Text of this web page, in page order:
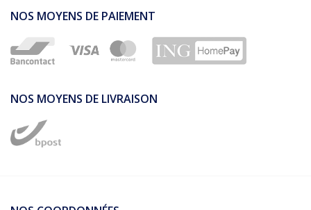
NOS MOYENS DE PAIEMENT
NOS MOYENS DE LIVRAISON